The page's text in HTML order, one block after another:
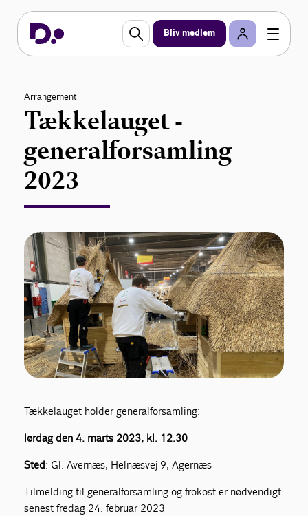
Bliv medlem
Arrangement
Tækkelauget -
generalforsamling
2023
Tækkelauget holder generalforsamling:
lørdag den 4. marts 2023, kl. 12.30
Sted: Gl. Avernæs, Helnæsvej 9, Agernæs
Tilmelding til generalforsamling og frokost er nødvendigt
senest fredag 24. februar 2023